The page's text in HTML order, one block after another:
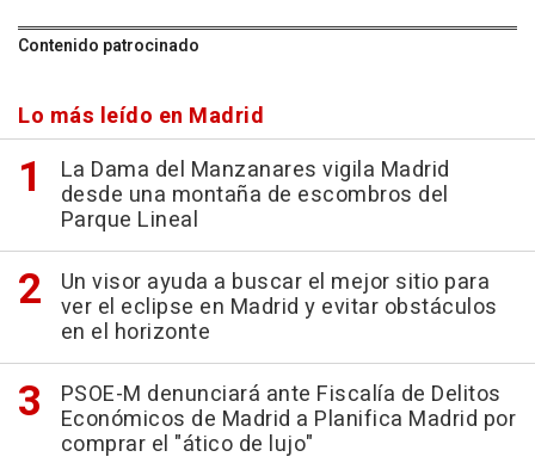
Contenido patrocinado
Lo más leído en Madrid
La Dama del Manzanares vigila Madrid
desde una montaña de escombros del
Parque Lineal
Un visor ayuda a buscar el mejor sitio para
ver el eclipse en Madrid y evitar obstáculos
en el horizonte
PSOE-M denunciará ante Fiscalía de Delitos
Económicos de Madrid a Planifica Madrid por
comprar el "ático de lujo"